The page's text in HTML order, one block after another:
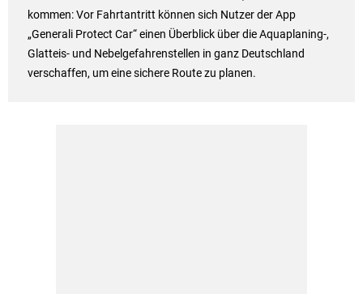
kommen: Vor Fahrtantritt können sich Nutzer der App
„Generali Protect Car“ einen Überblick über die Aquaplaning-,
Glatteis- und Nebelgefahrenstellen in ganz Deutschland
verschaffen, um eine sichere Route zu planen.